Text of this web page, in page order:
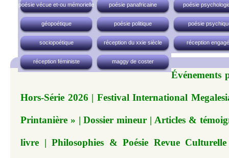
poésie vécue et-ou mémorielle poésie panafricaine poésie
géopoétique poésie politique poésie
sociopoétique réception du xxie siècle réception
réception féministe maggy de coster
Événements
Hors-Série 2026 | Festival International
Printanière » | Dossier mineur | Articles &
livre | Philosophies & Poésie Revue